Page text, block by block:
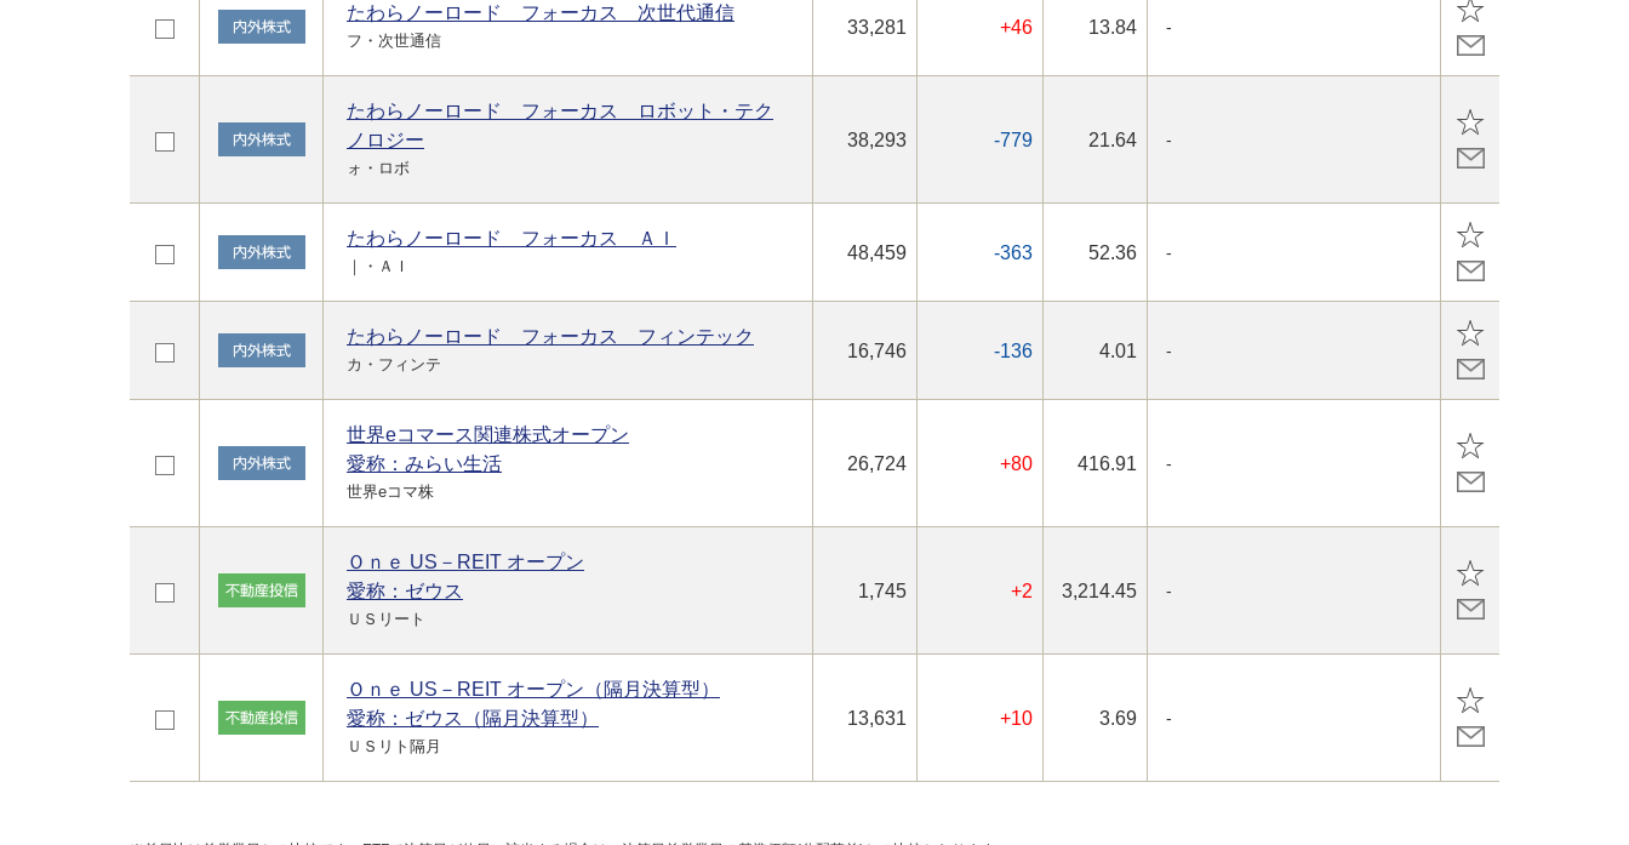
たわらノーロード フォーカス 次世代通信
フ・次世通信
33,281 +46 13.84 -
たわらノーロード フォーカス ロボット・テク
ノロジー
ォ・ロボ
38,293 -779 21.64 -
たわらノーロード フォーカス ＡＩ
｜・ＡＩ
48,459 -363 52.36 -
たわらノーロード フォーカス フィンテック
カ・フィンテ
16,746 -136 4.01 -
世界eコマース関連株式オープン
愛称：みらい生活
世界eコマ株
26,724 +80 416.91 -
Ｏｎｅ US－REIT オープン
愛称：ゼウス
ＵＳリート
1,745 +2 3,214.45 -
Ｏｎｅ US－REIT オープン（隔月決算型）
愛称：ゼウス（隔月決算型）
ＵＳリト隔月
13,631 +10 3.69 -